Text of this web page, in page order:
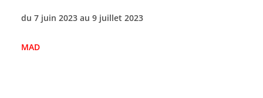
du 7 juin 2023 au 9 juillet 2023
MAD